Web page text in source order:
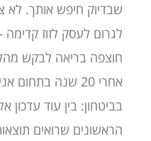
שבדיוק חיפש אותך. לא
לגרום לעסק לזוז
חוצפה בריאה לבקש
אחרי 20 שנה
בביטחון: בין עוד עדכון
הראשונים שרואים